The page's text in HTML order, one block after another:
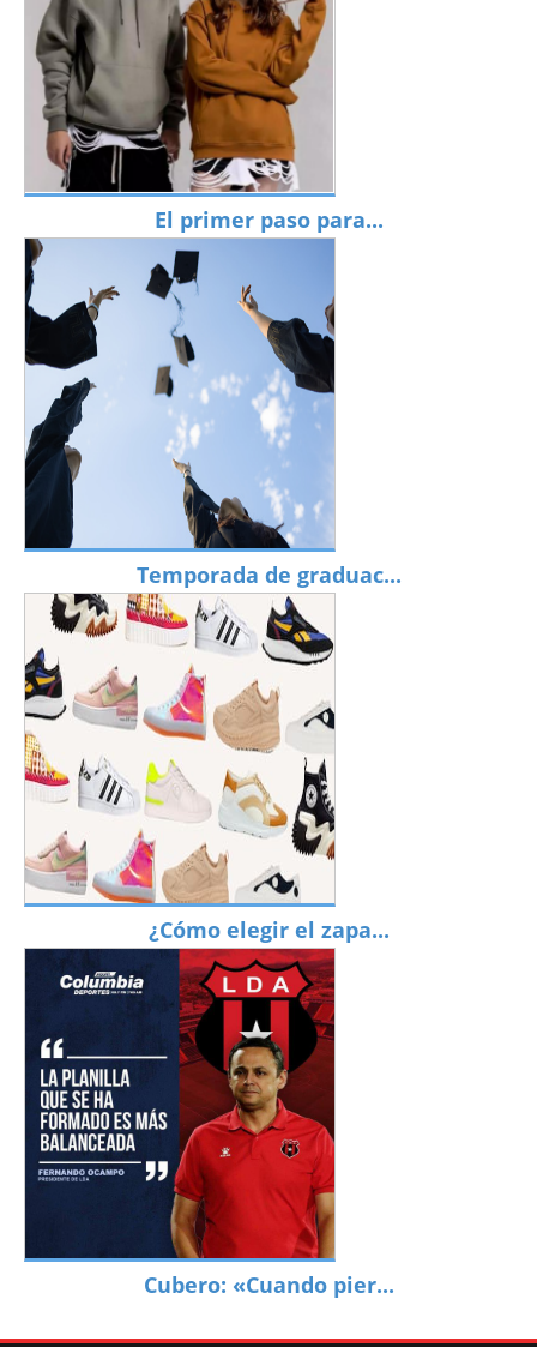
El primer paso para...
Temporada de graduac...
¿Cómo elegir el zapa...
Cubero: «Cuando pier...